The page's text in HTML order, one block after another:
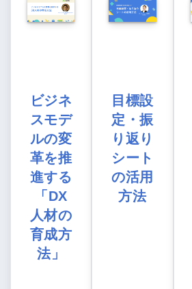
ビジネ
スモデ
ルの変
革を推
進する
「DX
人材の
育成方
法」
目標設
定・振
り返り
シート
の活用
方法